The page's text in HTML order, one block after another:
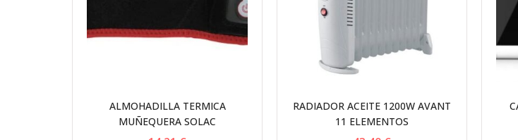
ALMOHADILLA TERMICA
MUÑEQUERA SOLAC
RADIADOR ACEITE 1200W AVANT
11 ELEMENTOS